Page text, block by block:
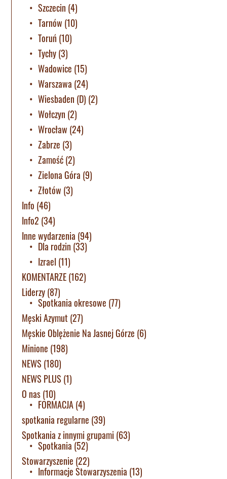
Szczecin (4)
Tarnów (10)
Toruń (10)
Tychy(3)
Wadowice (15)
Warszawa (24)
Wiesbaden (D) (2)
Wołczyn (2)
Wrocław (24)
Zabrze (3)
Zamość(2)
Zielona Góra (9)
Złotów (3)
Info (46)
Info2 (34)
Inne wydarzenia (94)
Dla rodzin (33)
Izrael (11)
KOMENTARZE(162)
Liderzy(87)
Spotkania okresowe (77)
Męski Azymut (27)
Męskie Oblężenie Na Jasnej Górze (6)
Minione (198)
NEWS (180)
NEWS PLUS (1)
O nas(10)
FORMACJA(4)
spotkania regularne (39)
Spotkania z innymi grupami (63)
Spotkania (52)
Stowarzyszenie (22)
Informacje Stowarzyszenia (13)